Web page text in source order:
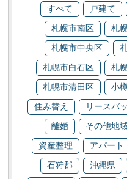
すべて 戸建て
札幌市南区
札
札幌市中央区
札幌市白石区
札
札幌市清田区
小
住み替え
リースバ
離婚
その他地
資産整理
アパート
石狩郡
沖縄県